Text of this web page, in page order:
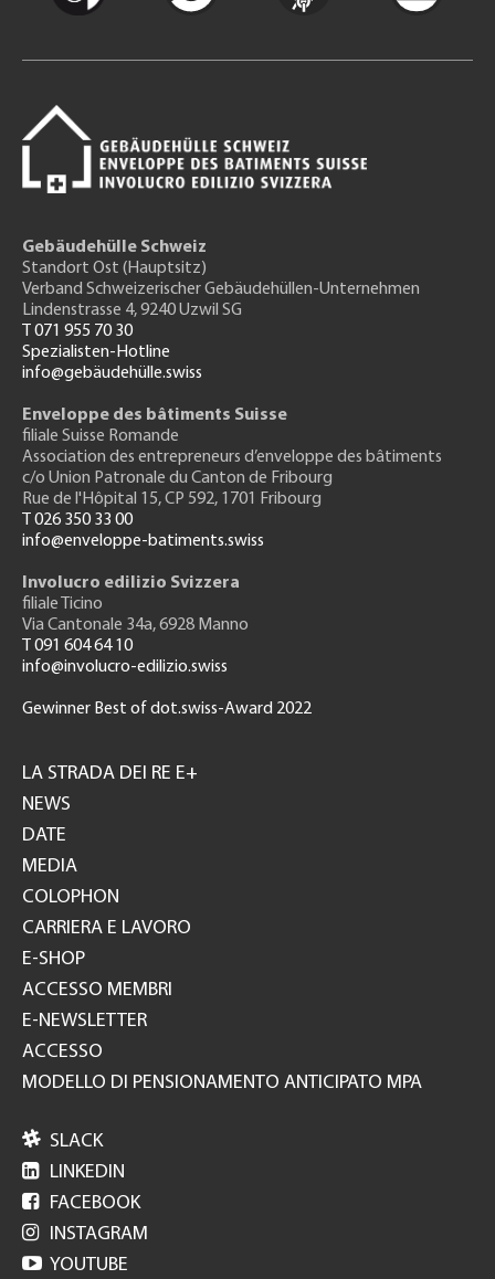
Gebäudehülle Schweiz
Standort Ost (Hauptsitz)
Verband Schweizerischer Gebäudehüllen-Unternehmen
Lindenstrasse 4, 9240 Uzwil SG
T 071 955 70 30
Spezialisten-Hotline
info@gebäudehülle.swiss
Enveloppe des bâtiments Suisse
filiale Suisse Romande
Association des entrepreneurs d’enveloppe des bâtiments
c/o Union Patronale du Canton de Fribourg
Rue de l'Hôpital 15, CP 592, 1701 Fribourg
T 026 350 33 00
info@enveloppe-batiments.swiss
Involucro edilizio Svizzera
filiale Ticino
Via Cantonale 34a, 6928 Manno
T 091 604 64 10
info@involucro-edilizio.swiss
Gewinner Best of dot.swiss-Award 2022
GH
LA STRADA DEI RE E+
NEWS
DATE
MEDIA
COLOPHON
CARRIERA E LAVORO
E-SHOP
ACCESSO MEMBRI
E-NEWSLETTER
ACCESSO
MODELLO DI PENSIONAMENTO ANTICIPATO MPA
 SLACK
 LINKEDIN
 FACEBOOK
 INSTAGRAM
 YOUTUBE